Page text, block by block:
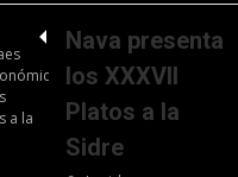
Nava presenta
los XXXVII
Platos a la
Sidre